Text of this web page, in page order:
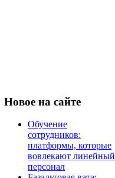
Новое на сайте
Обучение
сотрудников:
платформы, которые
вовлекают линейный
персонал